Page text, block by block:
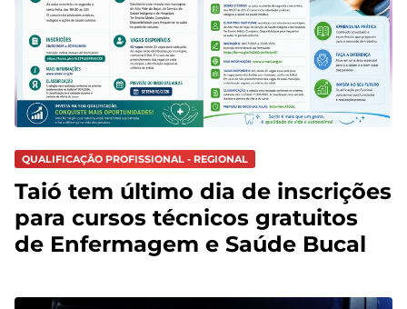
QUALIFICAÇÃO PROFISSIONAL - REGIONAL
Taió tem último dia de inscrições
para cursos técnicos gratuitos
de Enfermagem e Saúde Bucal